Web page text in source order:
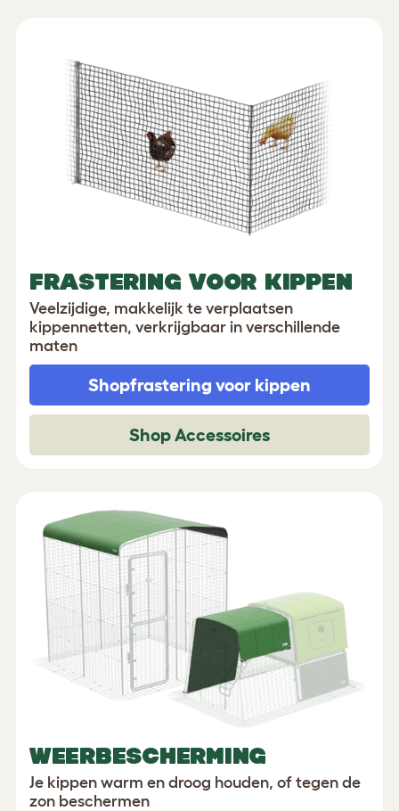
FRASTERING VOOR KIPPEN
Veelzijdige, makkelijk te verplaatsen
kippennetten, verkrijgbaar in verschillende
maten
Shopfrastering voor kippen
Shop Accessoires
WEERBESCHERMING
Je kippen warm en droog houden, of tegen de
zon beschermen